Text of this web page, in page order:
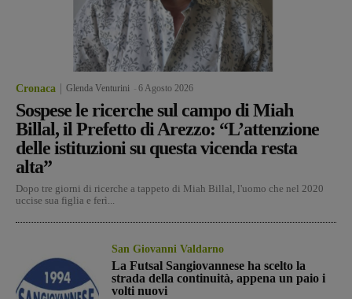
Cronaca Glenda Venturini 6 Agosto 2026
Sospese le ricerche sul campo di Miah
Billal, il Prefetto di Arezzo: “L’attenzione
delle istituzioni su questa vicenda resta
alta”
Dopo tre giorni di ricerche a tappeto di Miah Billal, l'uomo che nel 2020
uccise sua figlia e ferì...
San Giovanni Valdarno
La Futsal Sangiovannese ha scelto la
strada della continuità, appena un paio i
volti nuovi